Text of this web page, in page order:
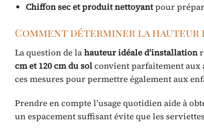
Chiffon sec et produit nettoyantpour
Comment déterminer la hauteur
La question de lahauteur idéale d’installation
cm et 120 cm du solconvient parfaitement aux
ces mesures pour permettre également aux
Prendre en compte l’usage quotidien aide à
un espacement suffisant évite que les